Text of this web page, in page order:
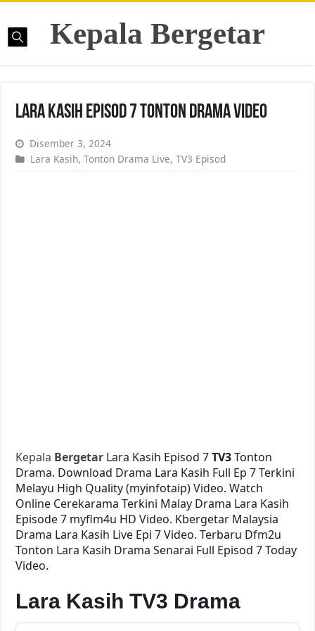
Kepala Bergetar
Lara Kasih Episod 7 Tonton Drama Video
Disember 3, 2024
Lara Kasih,Tonton Drama Live,TV3 Episod
Kepala Bergetar Lara Kasih Episod 7TV3Tonton
Drama. Download Drama Lara Kasih Full Ep 7 Terkini
Melayu High Quality (myinfotaip) Video. Watch
Online Cerekarama Terkini Malay Drama Lara Kasih
Episode 7 myflm4u HD Video. Kbergetar Malaysia
Drama Lara Kasih Live Epi 7 Video. Terbaru Dfm2u
Tonton Lara Kasih Drama Senarai Full Episod 7 Today
Video.
Lara Kasih TV3 Drama